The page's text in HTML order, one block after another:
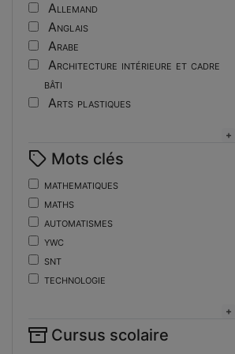
Allemand
Anglais
Arabe
Architecture intérieure et cadre
bâti
Arts plastiques
Biotechnologies
Boulangerie
Braille
Bureautique
Céramique industrielle
Chinois
Cinéma et photographie
Composition de la forme imprimante
Conducteurs routiers
Mots clés
mathematiques
maths
automatismes
ywc
snt
technologie
fonctions-lp
Cursus scolaire